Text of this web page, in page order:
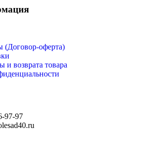
(Договор-оферта)
и возврата товара
97-97